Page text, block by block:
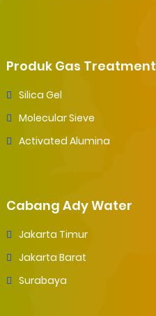
Produk Gas Treatment
Silica Gel
Molecular Sieve
Activated Alumina
Cabang Ady Water
Jakarta Timur
Jakarta Barat
Surabaya